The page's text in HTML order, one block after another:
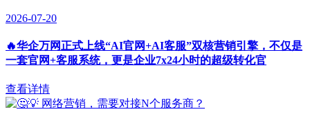
2026-07-20
🔥华企万网正式上线“AI官网+AI客服”双核营销引擎，不仅是
一套官网+客服系统，更是企业7x24小时的超级转化官
查看详情